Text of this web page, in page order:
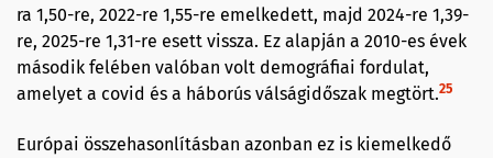
ra 1,50-re, 2022-re 1,55-re emelkedett, majd 2024-re 1,39-
re, 2025-re 1,31-re esett vissza. Ez alapján a 2010-es évek
második felében valóban volt demográfiai fordulat,
amelyet a covid és a háborús válságidőszak megtört.25
Európai összehasonlításban azonban ez is kiemelkedő